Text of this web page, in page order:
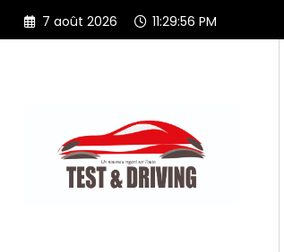
Aller
7 août 2026 11:29:57 PM